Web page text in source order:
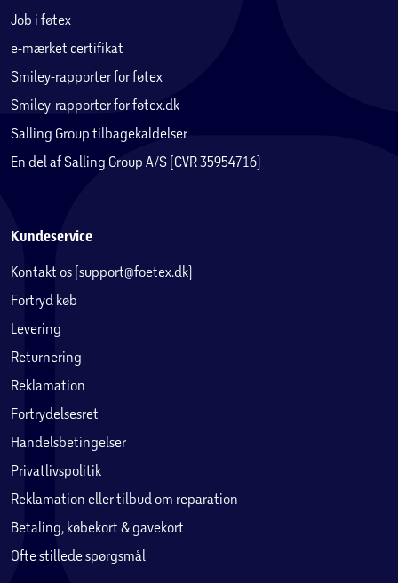
Job i føtex
e-mærket certifikat
Smiley-rapporter for føtex
Smiley-rapporter for føtex.dk
Salling Group tilbagekaldelser
En del af Salling Group A/S (CVR 35954716)
Kundeservice
Kontakt os (support@foetex.dk)
Fortryd køb
Levering
Returnering
Reklamation
Fortrydelsesret
Handelsbetingelser
Privatlivspolitik
Reklamation eller tilbud om reparation
Betaling, købekort & gavekort
Ofte stillede spørgsmål